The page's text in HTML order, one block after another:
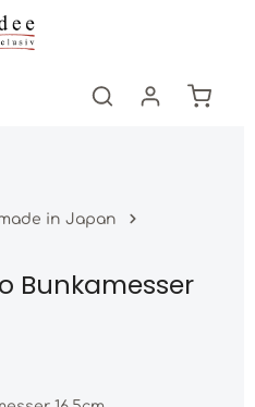
in Japan
Bunkamesser